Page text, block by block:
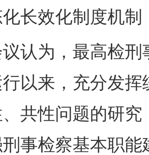
长效化制度机
为，最高检刑
以来，充分发
共性问题的研
事检察基本职能